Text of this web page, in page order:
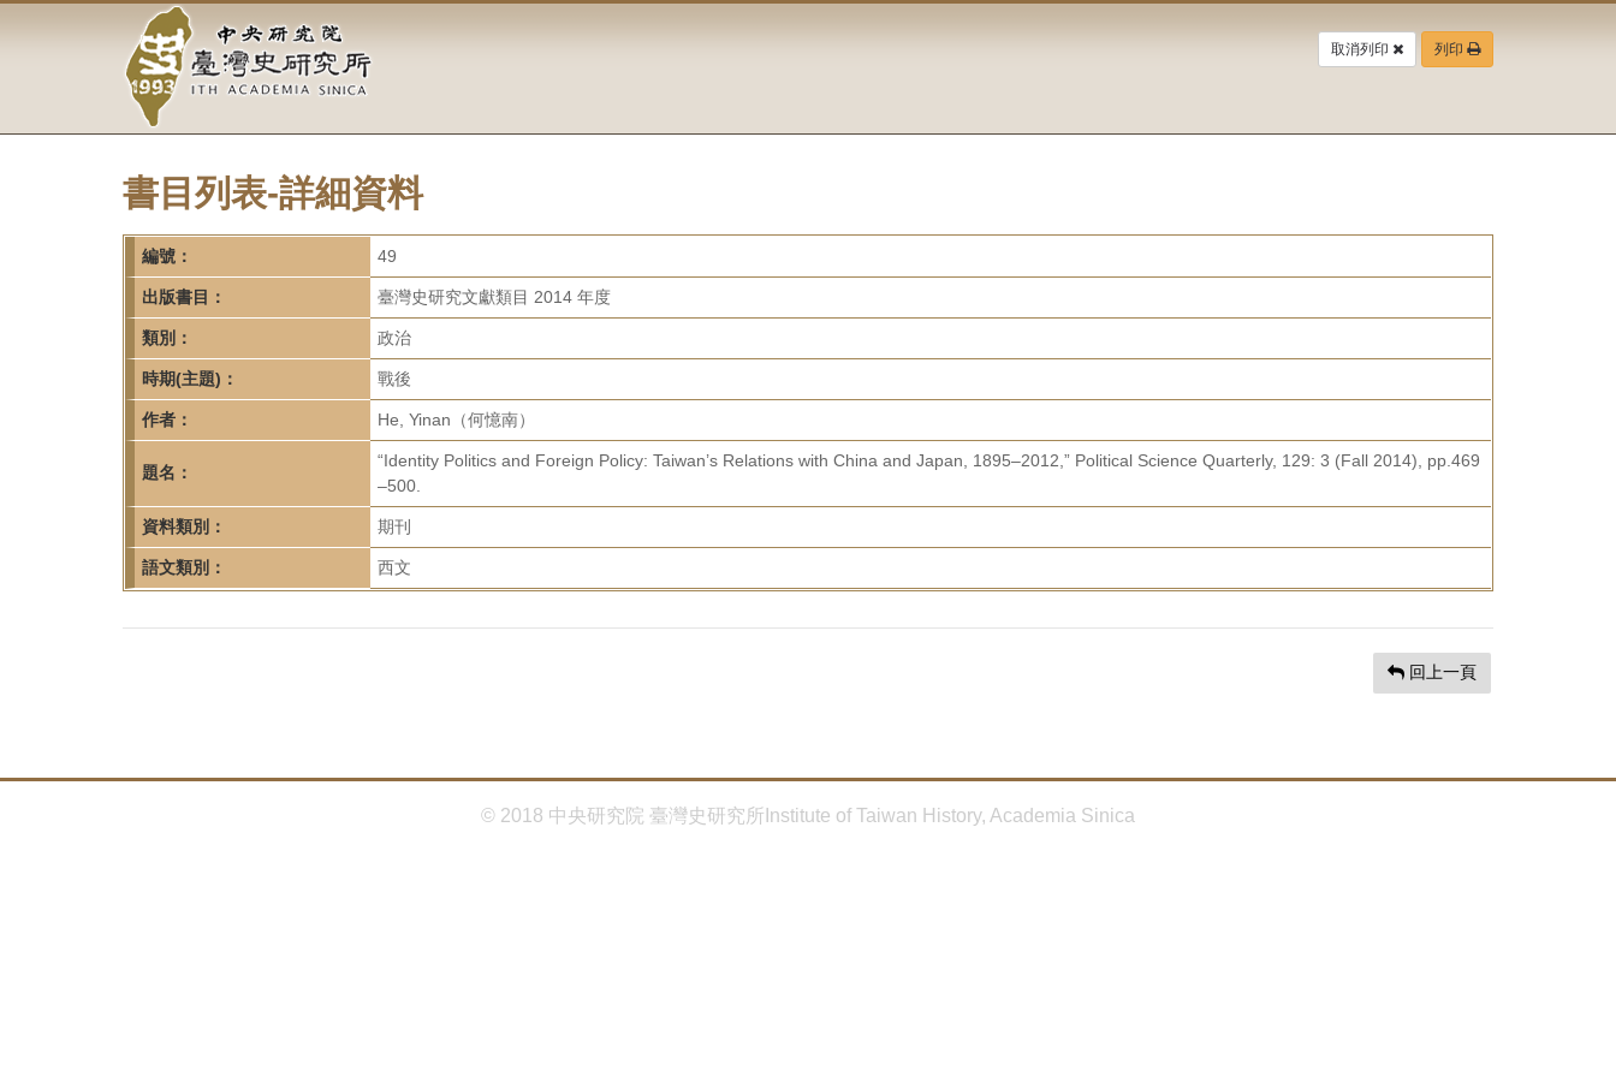
容
中
央
研
究
院-
臺
灣
史
研
究
所-
首
頁
取消列印 列印
書目列表-詳細資料
編號： 49
出版書目： 臺灣史研究文獻類目 2014 年度
類別： 政治
時期(主題)： 戰後
作者： He, Yinan（何憶南）
題名：
“Identity Politics and Foreign Policy: Taiwan’s Relations with China and Japan, 1895–2012,” Political Science Quarterly, 129: 3 (Fall 2014), pp.469
–500.
資料類別： 期刊
語文類別： 西文
回上一頁
© 2018 中央研究院 臺灣史研究所Institute of Taiwan History, Academia Sinica